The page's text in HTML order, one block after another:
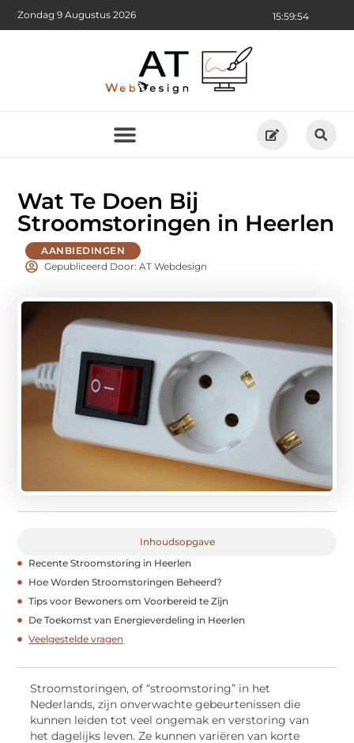
15:59:55
Zondag 9 Augustus 2026
Wat Te Doen Bij
Stroomstoringen in Heerlen
AANBIEDINGEN
Gepubliceerd Door: AT Webdesign
Inhoudsopgave
Recente Stroomstoring in Heerlen
Hoe Worden Stroomstoringen Beheerd?
Tips voor Bewoners om Voorbereid te Zijn
De Toekomst van Energieverdeling in Heerlen
Veelgestelde vragen
Stroomstoringen, of “stroomstoring” in het
Nederlands, zijn onverwachte gebeurtenissen die
kunnen leiden tot veel ongemak en verstoring van
het dagelijks leven. Ze kunnen variëren van korte